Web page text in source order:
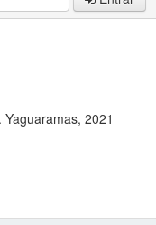
2021